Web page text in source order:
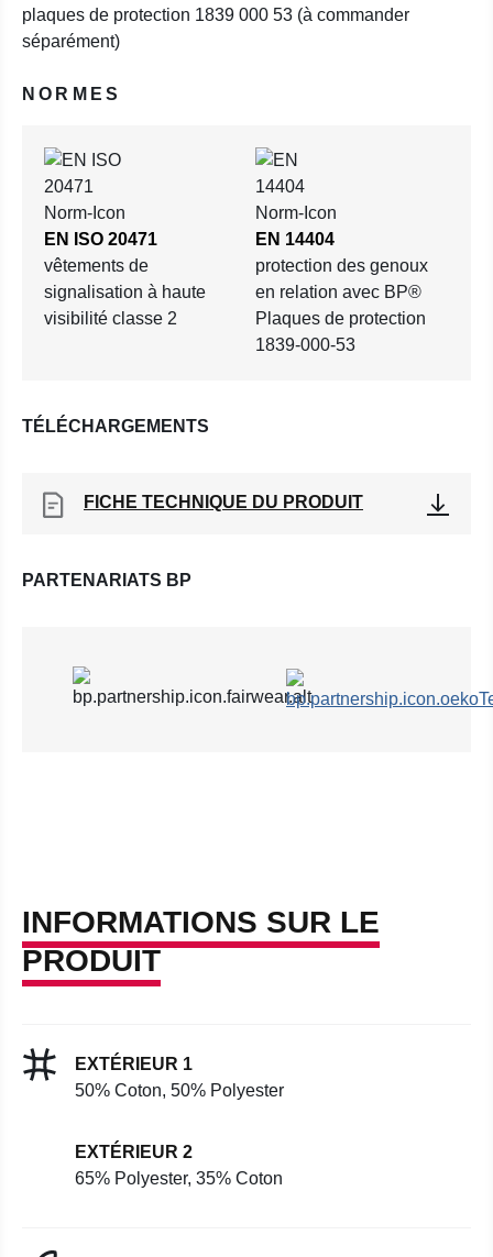
plaques de protection 1839 000 53 (à commander
séparément)
NORMES
EN ISO 20471
vêtements de
signalisation à haute
visibilité classe 2
EN 14404
protection des genoux
en relation avec BP®
Plaques de protection
1839-000-53
TÉLÉCHARGEMENTS
FICHE TECHNIQUE DU PRODUIT
PARTENARIATS BP
INFORMATIONS SUR LE
PRODUIT
EXTÉRIEUR 1
50% Coton, 50% Polyester
EXTÉRIEUR 2
65% Polyester, 35% Coton